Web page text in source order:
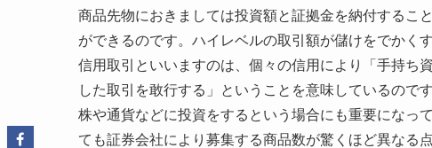
商品先物におきましては投資額と証拠金を納付するこ
ができるのです。ハイレベルの取引額が儲けをでかく
信用取引といいますのは、個々の信用により「手持ち
した取引を敢行する」ということを意味しているのです
株や通貨などに投資をするという場合にも重要になっ
ても証券会社により募集する商品数が驚くほど異なる